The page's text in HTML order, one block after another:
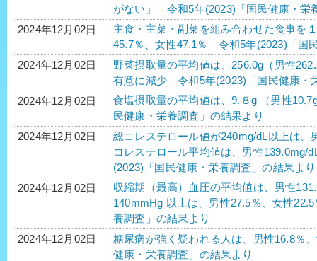
がない」 令和5年(2023)「国民健康・栄
2024年12月02日
主食・主菜・副菜を組み合わせた食事を
45.7％、女性47.1％ 令和5年(2023)「国
2024年12月02日
野菜摂取量の平均値は、256.0g（男性
有意に減少 令和5年(2023)「国民健康・
2024年12月02日
食塩摂取量の平均値は、9.８g （男性
民健康・栄養調査」の結果より
2024年12月02日
総コレステロール値が240mg/dL以上は、
コレステロール平均値は、男性
(2023)「国民健康・栄養調査」の結果より
2024年12月02日
収縮期（最高）血圧の平均値は、男性
140mmHg 以上は、男性27.5％、女性
養調査」の結果より
2024年12月02日
糖尿病が強く疑われる人は、男性16.8％
健康・栄養調査」の結果より